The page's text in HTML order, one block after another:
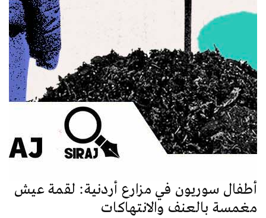
أطفال سوريون في مزارع أردنية: لقمة عيش
مغمسة بالعنف والانتهاكات